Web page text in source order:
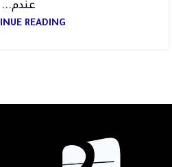
عندم...
READING